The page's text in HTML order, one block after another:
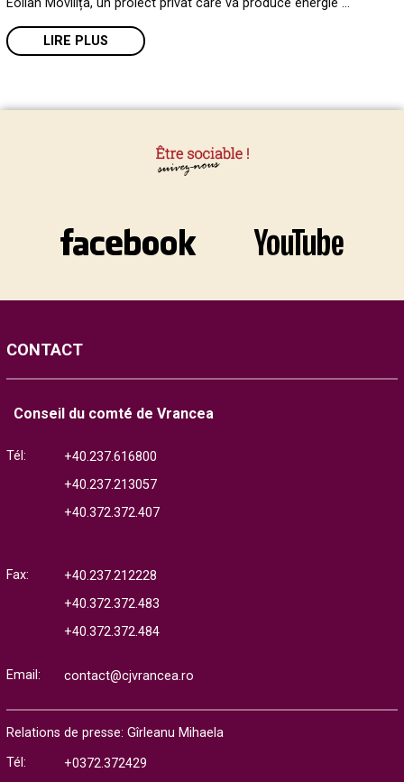
LIRE PLUS
CONTACT
Conseil du comté de Vrancea
Tél:
+40.237.616800
+40.237.213057
+40.372.372.407
Fax:
+40.237.212228
+40.372.372.483
+40.372.372.484
Email: contact@cjvrancea.ro
Relations de presse: Gîrleanu Mihaela
Tél:
+0372.372429